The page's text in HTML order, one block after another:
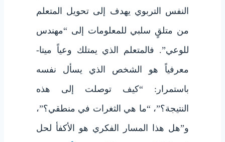
النفس التربوي يهدف إلى تحويل المتعلم
من متلقٍ سلبي للمعلومات إلى “مهندس
للوعي”. فالمتعلم الذي يمتلك وعياً ميتا-
معرفياً هو الشخص الذي يسأل نفسه
باستمرار: “كيف توصلت إلى هذه
النتيجة؟”، “ما هي الثغرات في منطقي؟”،
و”هل هذا المسار الفكري هو الأكفأ لحل